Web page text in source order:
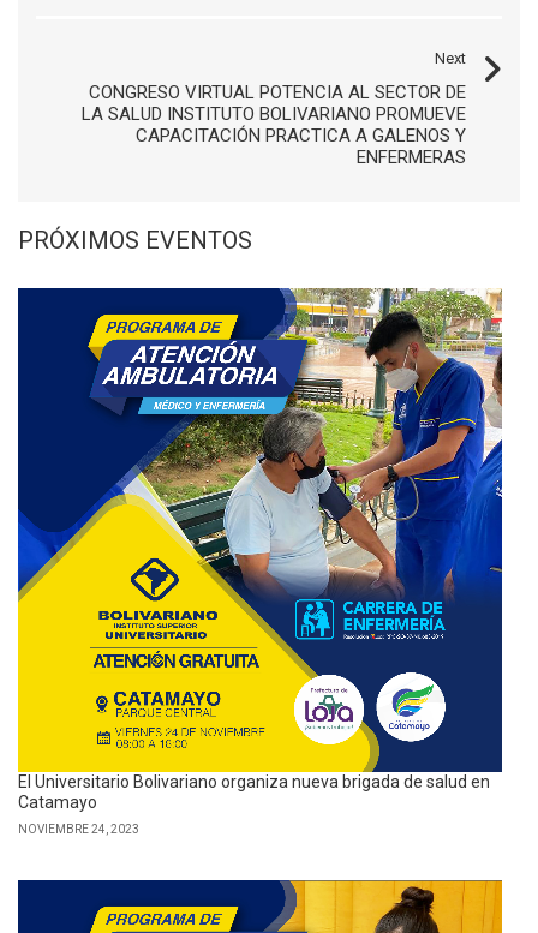
Next
CONGRESO VIRTUAL POTENCIA AL SECTOR DE
LA SALUD INSTITUTO BOLIVARIANO PROMUEVE
CAPACITACIÓN PRACTICA A GALENOS Y
ENFERMERAS
PRÓXIMOS EVENTOS
El Universitario Bolivariano organiza nueva brigada de salud en
Catamayo
NOVIEMBRE 24, 2023